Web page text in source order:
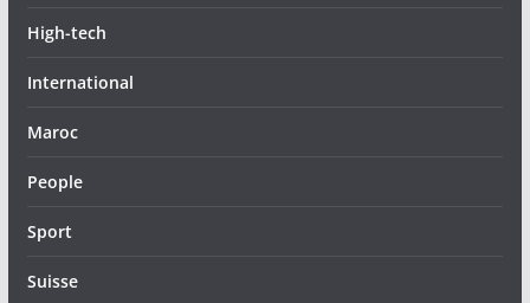
High-tech
International
Maroc
People
Sport
Suisse